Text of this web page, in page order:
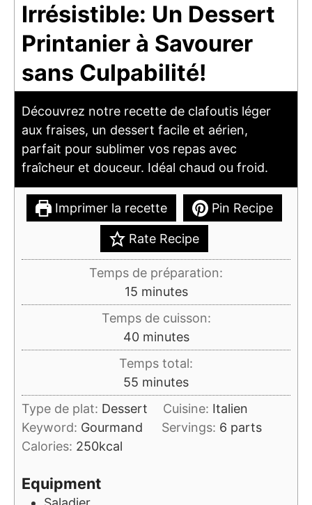
Irrésistible: Un Dessert
Printanier à Savourer
sans Culpabilité!
Découvrez notre recette de clafoutis léger
aux fraises, un dessert facile et aérien,
parfait pour sublimer vos repas avec
fraîcheur et douceur. Idéal chaud ou froid.
Imprimer la recette Pin Recipe
Rate Recipe
Temps de préparation:
15minutes
minutes
Temps de cuisson:
40minutes
minutes
Temps total:
55 minutes
minutes
Type de plat: Dessert Cuisine: Italien
Keyword: Gourmand Servings: 6 parts
Calories: 250kcal
Equipment